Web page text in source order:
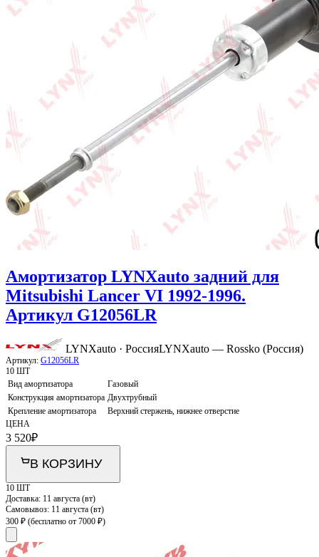
Амортизатор LYNXauto задний для
Mitsubishi Lancer VI 1992-1996.
Артикул G12056LR
LYNXauto · РоссияLYNXauto — Rossko (Россия)
Артикул: G12056LR
10 ШТ
Вид амортизатора
Газовый
Конструкция амортизатора Двухтрубный
Крепление амортизатора
Верхний стержень, нижнее отверстие
ЦЕНА
3 520₽
В КОРЗИНУ
10 ШТ
Доставка: 11 августа (вт)
Самовывоз: 11 августа (вт)
300 ₽ (бесплатно от 7000 ₽)